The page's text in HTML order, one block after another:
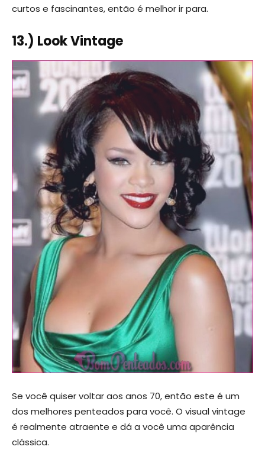
curtos e fascinantes, então é melhor ir para.
13.) Look Vintage
Se você quiser voltar aos anos 70, então este é um
dos melhores penteados para você. O visual vintage
é realmente atraente e dá a você uma aparência
clássica.